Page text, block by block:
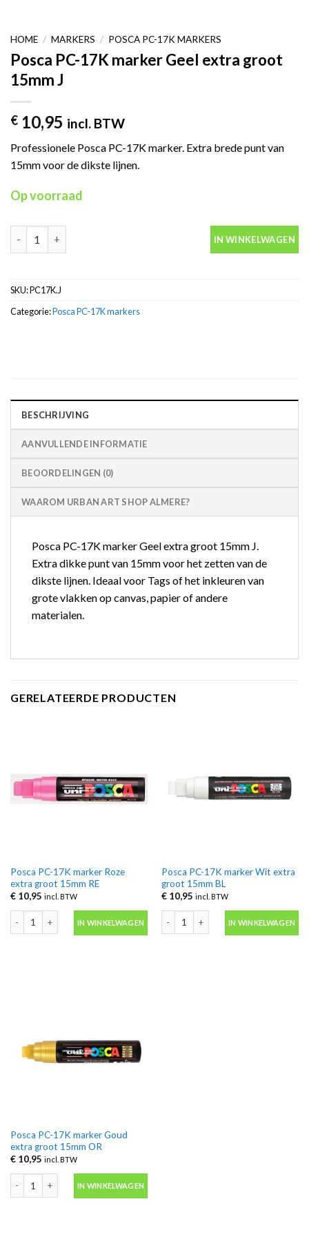
HOME / MARKERS / POSCA PC-17K MARKERS
Posca PC-17K marker Geel extra groot
15mm J
€ 10,95 incl. BTW
Professionele Posca PC-17K marker. Extra brede punt van
15mm voor de dikste lijnen.
Op voorraad
IN WINKELWAGEN
SKU:PC17K.J
Categorie:Posca PC-17K markers
BESCHRIJVING
AANVULLENDE INFORMATIE
BEOORDELINGEN (0)
WAAROM URBAN ART SHOP ALMERE?
Posca PC-17K marker Geel extra groot 15mm J.
Extra dikke punt van 15mm voor het zetten van de
dikste lijnen. Ideaal voor Tags of het inkleuren van
grote vlakken op canvas, papier of andere
materialen.
GERELATEERDE PRODUCTEN
Posca PC-17K marker Roze
extra groot 15mm RE
€10,95 incl. BTW
Posca PC-17K marker Roze extra groot 15mm RE aantal
IN WINKELWAGEN
Posca PC-17K marker Wit extra
groot 15mm BL
€10,95 incl. BTW
Posca PC-17K marker Wit extra
IN WINKELWAGEN
Posca PC-17K marker Goud
extra groot 15mm OR
€10,95 incl. BTW
IN WINKELWAGEN